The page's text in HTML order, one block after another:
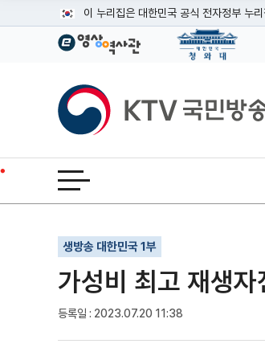
이 누리집은 대한민국 공식 전자정부 누
공식 누리집 주소 확인하기
이밖에 or.kr 또는 .kr등 다른 도메인 주소
운영중인 공식 누리집보기
KTV국민방송
전체메뉴 열기
생방송 대한민국 1부
가성비 최고 재생
등록일 : 2023.07.20 11:38
기사인쇄
글자확대
글자축소